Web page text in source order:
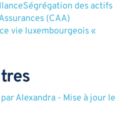
Ségrégation des actifs
(CAA)
vie luxembourgeois «
Alexandra - Mise à jour le